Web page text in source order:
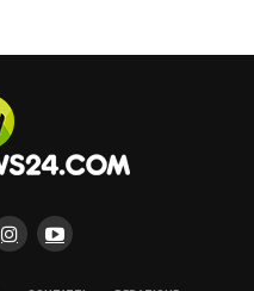
TOP NEWS